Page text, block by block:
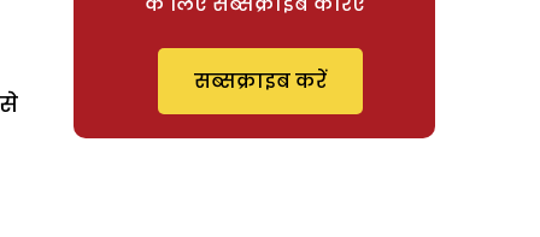
सब्सक्राइब करें